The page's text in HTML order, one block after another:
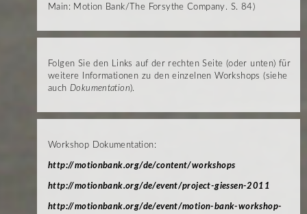
Main: Motion Bank/The Forsythe Company. S. 84)
Folgen Sie den Links auf der rechten Seite (oder unten) für
weitere Informationen zu den einzelnen Workshops (siehe
auch Dokumentation).
Workshop Dokumentation:
http://motionbank.org/de/content/workshops
http://motionbank.org/de/event/project-giessen-2011
http://motionbank.org/de/event/motion-bank-workshop-